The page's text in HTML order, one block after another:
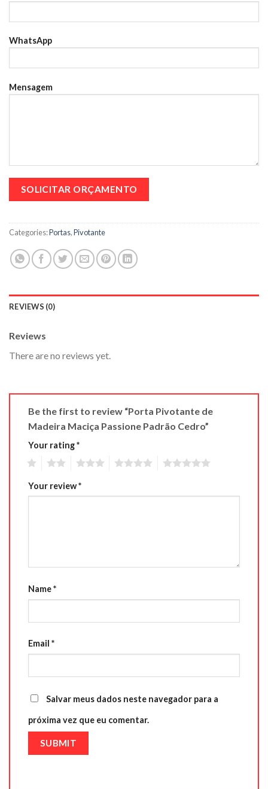
WhatsApp
Mensagem
Categories:Portas,Pivotante
REVIEWS (0)
Reviews
There are no reviews yet.
Be the first to review “Porta Pivotante de
Madeira Maciça Passione Padrão Cedro”
Your rating*
Your review*
Name*
Email *
Salvar meus dados neste navegador para a
próxima vez que eu comentar.